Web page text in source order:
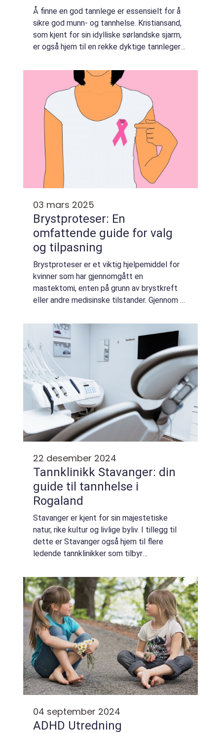
Å finne en god tannlege er essensielt for å
sikre god munn- og tannhelse. Kristiansand,
som kjent for sin idylliske sørlandske sjarm,
er også hjem til en rekke dyktige tannleger
&a...
03 mars 2025
Brystproteser: En
omfattende guide for valg
og tilpasning
Brystproteser er et viktig hjelpemiddel for
kvinner som har gjennomgått en
mastektomi, enten på grunn av brystkreft
eller andre medisinske tilstander. Gjennom å
trygghet, spiller b...
22 desember 2024
Tannklinikk Stavanger: din
guide til tannhelse i
Rogaland
Stavanger er kjent for sin majestetiske
natur, rike kultur og livlige byliv. I tillegg til
dette er Stavanger også hjem til flere
ledende tannklinikker som tilbyr
er ny i byen eller bare ser ett...
04 september 2024
ADHD Utredning